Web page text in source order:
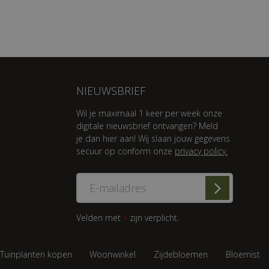
NIEUWSBRIEF
Wil je maximaal 1 keer per week onze
digitale nieuwsbrief ontvangen? Meld
je dan hier aan! Wij slaan jouw gegevens
secuur op conform onze privacy policy.
Velden met * zijn verplicht.
Tuinplanten kopen Woonwinkel Zijdebloemen Bloemist